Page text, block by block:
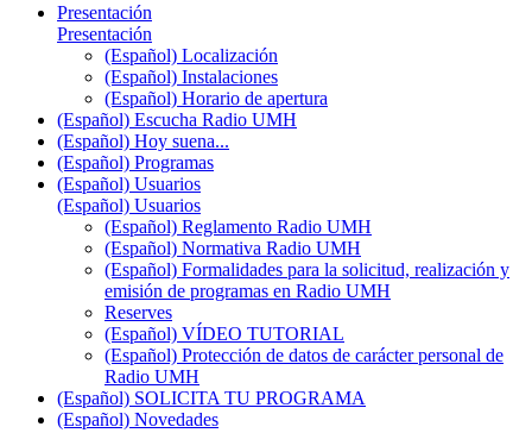
Presentación
Presentación
(Español) Localización
(Español) Instalaciones
(Español) Horario de apertura
(Español) Escucha Radio UMH
(Español) Hoy suena...
(Español) Programas
(Español) Usuarios
(Español) Usuarios
(Español) Reglamento Radio UMH
(Español) Normativa Radio UMH
(Español) Formalidades para la solicitud, realización y
emisión de programas en Radio UMH
Reserves
(Español) VÍDEO TUTORIAL
(Español) Protección de datos de carácter personal de
Radio UMH
(Español) SOLICITA TU PROGRAMA
(Español) Novedades